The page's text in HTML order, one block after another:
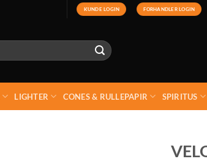
KUNDE LOGIN FORHANDLER LOGIN
LIGHTER CONES & RULLEPAPIR SPIRITUS